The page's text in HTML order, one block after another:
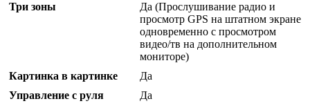
Три зоны
Да (Прослушивание радио и
просмотр GPS на штатном экране
одновременно с просмотром
видео/тв на дополнительном
мониторе)
Картинка в картинке
Да
Управление с руля
Да